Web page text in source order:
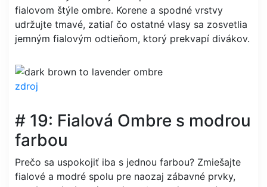
fialovom štýle ombre. Korene a spodné vrstvy
udržujte tmavé, zatiaľ čo ostatné vlasy sa zosvetlia
jemným fialovým odtieňom, ktorý prekvapí divákov.
zdroj
# 19: Fialová Ombre s modrou
farbou
Prečo sa uspokojiť iba s jednou farbou? Zmiešajte
fialové a modré spolu pre naozaj zábavné prvky,